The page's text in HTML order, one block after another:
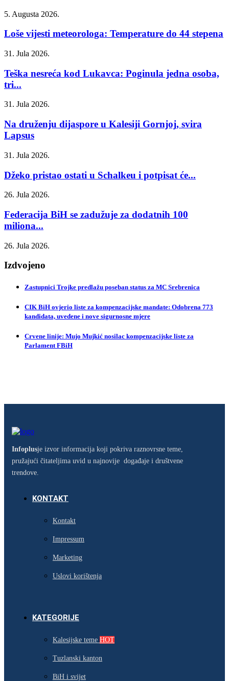
5. Augusta 2026.
Loše vijesti meteorologa: Temperature do 44 stepena
31. Jula 2026.
Teška nesreća kod Lukavca: Poginula jedna osoba,
tri...
31. Jula 2026.
Na druženju dijaspore u Kalesiji Gornjoj, svira
Lapsus
31. Jula 2026.
Džeko pristao ostati u Schalkeu i potpisat će...
26. Jula 2026.
Federacija BiH se zadužuje za dodatnih 100
miliona...
26. Jula 2026.
Izdvojeno
Zastupnici Trojke predlažu poseban status za MC Srebrenica
CIK BiH ovjerio liste za kompenzacijske mandate: Odobrena 773
kandidata, uvedene i nove sigurnosne mjere
Crvene linije: Mujo Mujkić nosilac kompenzacijske liste za
Parlament FBiH
Infoplusje izvor informacija koji pokriva raznovrsne teme,
pružajući čitateljima uvid u najnovije događaje i društvene
trendove.
KONTAKT
Kontakt
Impressum
Marketing
Uslovi korištenja
KATEGORIJE
Kalesijske teme HOT
Tuzlanski kanton
BiH i svijet